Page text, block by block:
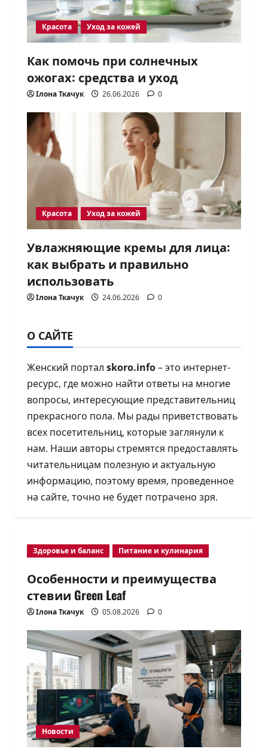
Красота Уход за кожей
Как помочь при солнечных
ожогах: средства и уход
Ілона Ткачук 26.06.2026 0
Красота Уход за кожей
Увлажняющие кремы для лица:
как выбрать и правильно
использовать
Ілона Ткачук 24.06.2026 0
О САЙТЕ
Женский портал skoro.info– это интернет-
ресурс, где можно найти ответы на многие
вопросы, интересующие представительниц
прекрасного пола. Мы рады приветствовать
всех посетительниц, которые заглянули к
нам. Наши авторы стремятся предоставлять
читательницам полезную и актуальную
информацию, поэтому время, проведенное
на сайте, точно не будет потрачено зря.
Здоровье и баланс Питание и кулинария
Особенности и преимущества
стевии Green Leaf
Ілона Ткачук 05.08.2026 0
Новости